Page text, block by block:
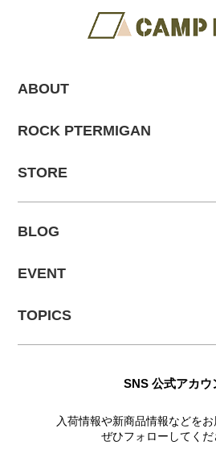
ABOUT
ROCK PTERMIGAN
STORE
BLOG
EVENT
TOPICS
SNS 公式アカウ
入荷情報や新商品情報などをお
ぜひフォローしてくだ